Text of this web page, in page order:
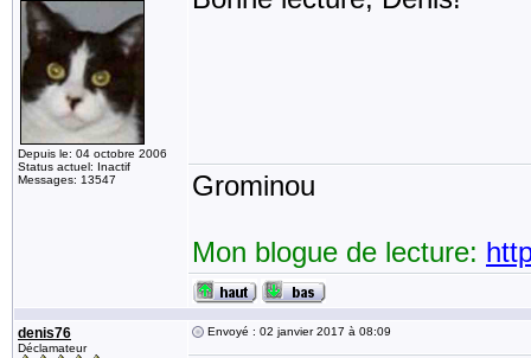
Depuis le: 04 octobre 2006
Status actuel: Inactif
Messages: 13547
Grominou
Mon blogue de lecture:
denis76
Déclamateur
Envoyé : 02 janvier 2017 à 08:09